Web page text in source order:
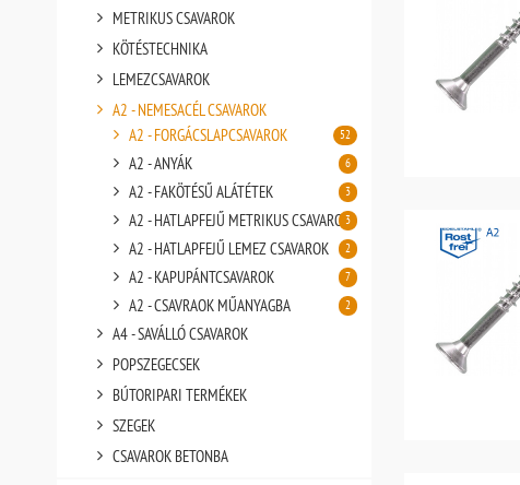
METRIKUS CSAVAROK
KÖTÉSTECHNIKA
LEMEZCSAVAROK
A2 - NEMESACÉL CSAVAROK
A2 - FORGÁCSLAPCSAVAROK
52
A2 - ANYÁK 6
A2 - FAKÖTÉSŰ ALÁTÉTEK 3
A2 - HATLAPFEJŰ METRIKUS CSAVAROK
3
A2 - HATLAPFEJŰ LEMEZ CSAVAROK 2
A2 - KAPUPÁNTCSAVAROK 7
A2 - CSAVRAOK MŰANYAGBA 2
A4 - SAVÁLLÓ CSAVAROK
POPSZEGECSEK
BÚTORIPARI TERMÉKEK
SZEGEK
CSAVAROK BETONBA